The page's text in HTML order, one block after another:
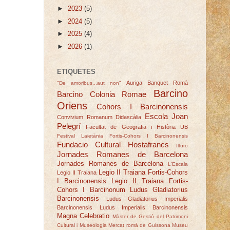
► 2023 (5)
► 2024 (5)
► 2025 (4)
► 2026 (1)
ETIQUETES
"De amoribus...aut non" Auriga Banquet Romà
Barcino Colonia Romae
Barcino
Oriens
Cohors I Barcinonensis
Convivium Romanum Didascàlia
Escola Joan
Pelegrí
Facultat de Geografia i Història UB
Festival Laietània Fortis-Cohors I Barcinonensis
Fundacio Cultural Hostafrancs Ilturo
Jornades Romanes de Barcelona
Jornades Romanes de Barcelona L'Escala
Legio II Traiana Legio II Traiana Fortis-Cohors
I Barcinonensis
Legio II Traiana Fortis-
Cohors I Barcinonum
Ludus Gladiatorius
Barcinonensis
Ludus Gladiatorius Imperialis
Barcinonensis
Ludus Imperialis Barcinonensis
Magna Celebratio Màster de Gestió del Patrimoni
Cultural i Museologia Mercat romà de Guissona Museu